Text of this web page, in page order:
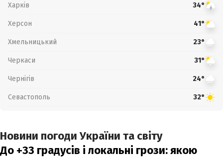
Харків 34°
Херсон 41°
Хмельницький 23°
Черкаси 31°
Чернігів 24°
Севастополь 32°
Новини погоди України та світу
До +33 градусів і локальні грози: якою